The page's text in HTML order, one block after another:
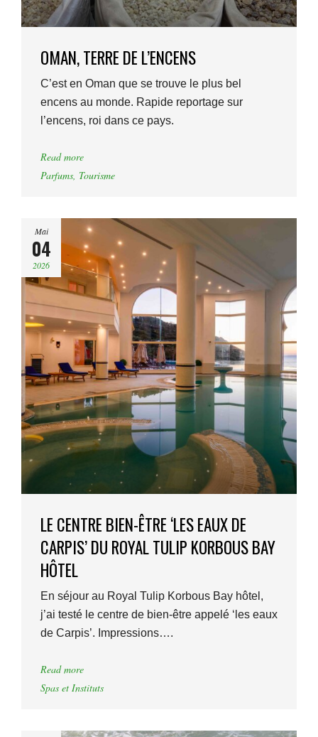
OMAN, TERRE DE L’ENCENS
C’est en Oman que se trouve le plus bel
encens au monde. Rapide reportage sur
l’encens, roi dans ce pays.
Read more
Parfums, Tourisme
Mai
04
2026
LE CENTRE BIEN-ÊTRE ‘LES EAUX DE
CARPIS’ DU ROYAL TULIP KORBOUS BAY
HÔTEL
En séjour au Royal Tulip Korbous Bay hôtel,
j’ai testé le centre de bien-être appelé ‘les eaux
de Carpis’. Impressions….
Read more
Spas et Instituts